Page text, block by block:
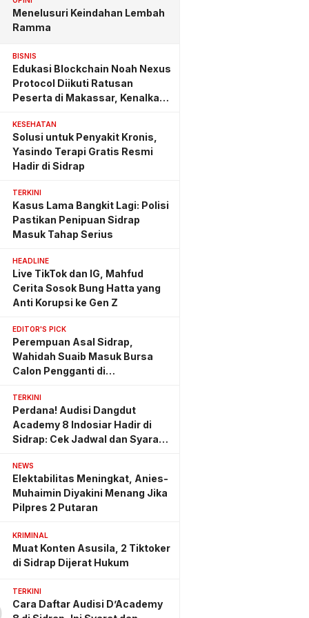
Menelusuri Keindahan Lembah
Ramma
BISNIS
Edukasi Blockchain Noah Nexus
Protocol Diikuti Ratusan
Peserta di Makassar, Kenalkan
KESEHATAN
Solusi untuk Penyakit Kronis,
Yasindo Terapi Gratis Resmi
Hadir di Sidrap
TERKINI
Kasus Lama Bangkit Lagi: Polisi
Pastikan Penipuan Sidrap
Masuk Tahap Serius
HEADLINE
Live TikTok dan IG, Mahfud
Cerita Sosok Bung Hatta yang
Anti Korupsi ke Gen Z
EDITOR'S PICK
Perempuan Asal Sidrap,
Wahidah Suaib Masuk Bursa
Calon Pengganti di
TERKINI
Perdana! Audisi Dangdut
Academy 8 Indosiar Hadir di
Sidrap: Cek Jadwal dan Syarat
NEWS
Elektabilitas Meningkat, Anies-
Muhaimin Diyakini Menang Jika
Pilpres 2 Putaran
KRIMINAL
Muat Konten Asusila, 2 Tiktoker
di Sidrap Dijerat Hukum
TERKINI
Cara Daftar Audisi D’Academy